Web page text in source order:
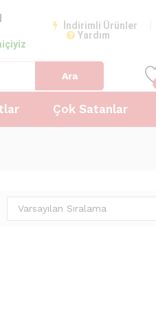
İndirimli Ürünler
Yardım
Ara
Çok Satanlar
Varsayılan Sıralama